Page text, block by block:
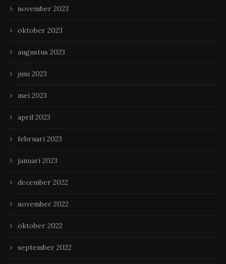
november 2023
oktober 2023
augustus 2023
juni 2023
mei 2023
april 2023
februari 2023
januari 2023
december 2022
november 2022
oktober 2022
september 2022